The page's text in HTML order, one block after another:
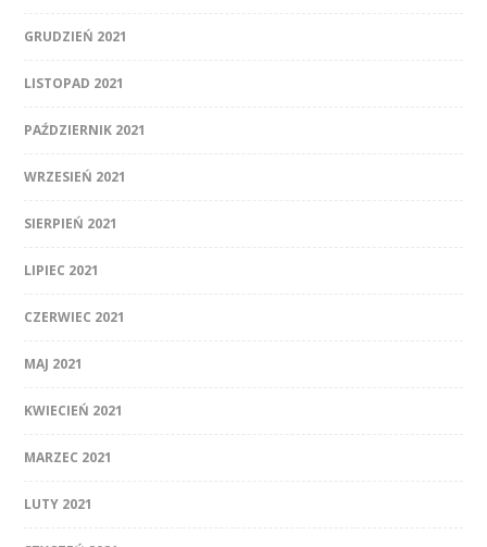
GRUDZIEŃ 2021
LISTOPAD 2021
PAŹDZIERNIK 2021
WRZESIEŃ 2021
SIERPIEŃ 2021
LIPIEC 2021
CZERWIEC 2021
MAJ 2021
KWIECIEŃ 2021
MARZEC 2021
LUTY 2021